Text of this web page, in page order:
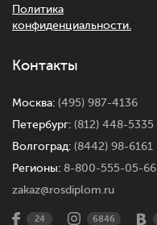
Политика
конфиденциальности.
Контакты
Москва: (495) 987-4136
Петербург: (812) 448-5335
Волгоград: (8442) 98-6161
Регионы: 8-800-555-05-66
zakaz@rosdiplom.ru
24 6846